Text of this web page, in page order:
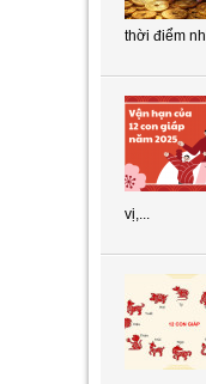
thời điểm
vị,...